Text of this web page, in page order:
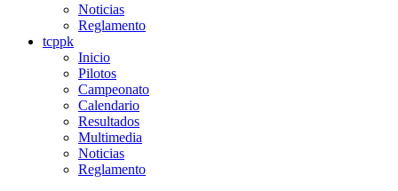
Noticias
Reglamento
tcppk
Inicio
Pilotos
Campeonato
Calendario
Resultados
Multimedia
Noticias
Reglamento